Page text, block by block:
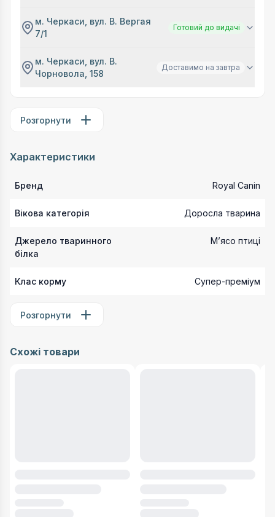
м. Черкаси, вул. В. Вергая
7/1
Готовий до видачі
м. Черкаси, вул. В.
Чорновола, 158
Доставимо на завтра
Розгорнути
Характеристики
Бренд Royal Canin
Вікова категорія Доросла тварина
Джерело тваринного
білка
Мʼясо птиці
Клас корму Супер-преміум
Розгорнути
Схожі товари